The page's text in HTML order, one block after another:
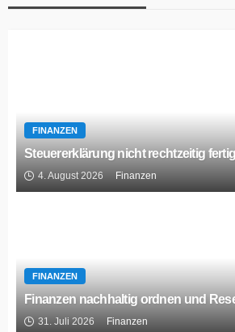
FINANZEN
Steuererklärung nicht rechtzeitig
4. August 2026 Finanzen
FINANZEN
Finanzen nachhaltig ordnen und
31. Juli 2026 Finanzen